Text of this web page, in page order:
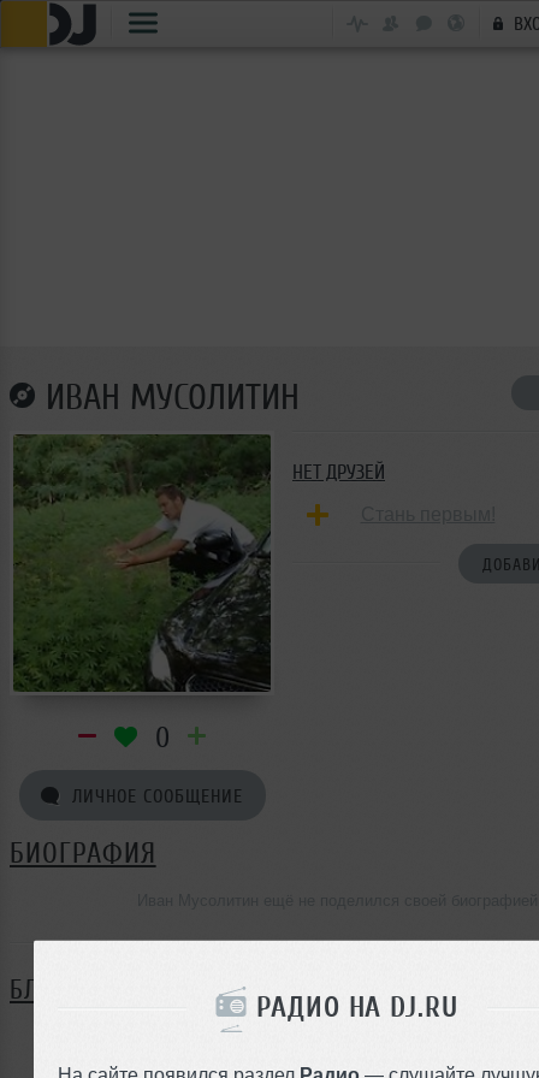
РАДИО НА DJ.RU
На сайте появился раздел Радио — слушайте
ИВАН МУСОЛИТИН
0
ЛИЧНОЕ СООБЩЕНИЕ
НЕТ ДРУЗЕЙ
БИОГРАФИЯ
БЛОГ